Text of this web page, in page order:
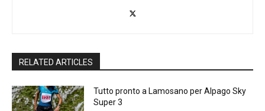
RELATED ARTICLES
Tutto pronto a Lamosano per Alpago Sky
Super 3